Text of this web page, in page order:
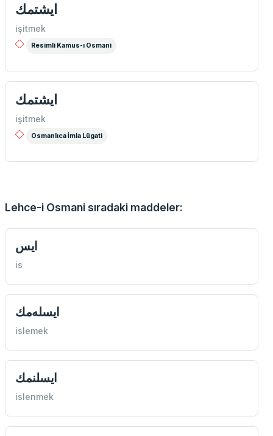
ايشتمك
işitmek
Resimli Kamus-ı Osmani
ایشتمك
işitmek
Osmanlıca İmla Lügati
Lehce-i Osmani sıradaki maddeler:
ايس
is
ايسله‌مك
islemek
ايسلنمك
islenmek